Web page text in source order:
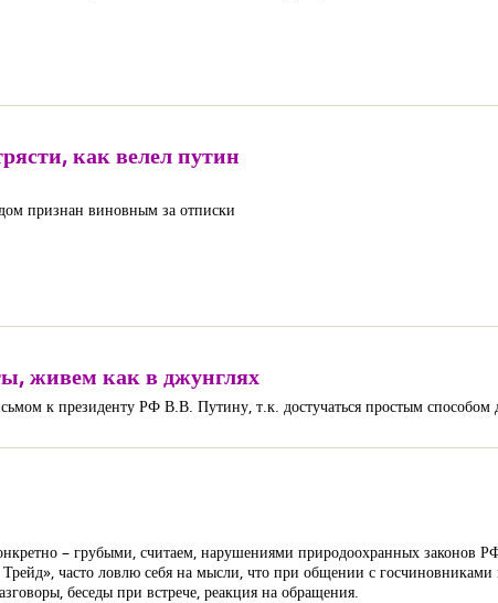
как велел путин
признан виновным за отписки
живем как в джунглях
к президенту РФ В.В. Путину, т.к. достучаться простым способом
– грубыми, считаем, нарушениями природоохранных
часто ловлю себя на мысли, что при общении с госчиновниками
беседы при встрече, реакция на обращения.